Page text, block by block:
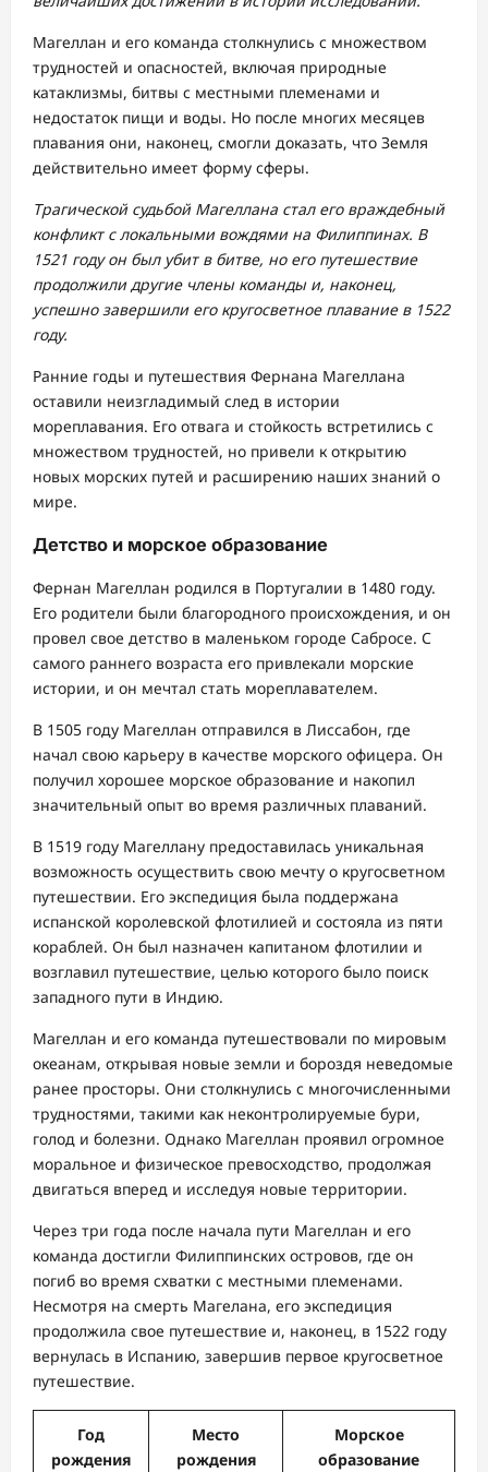
Магеллан и его команда столкнулись с множеством
трудностей и опасностей, включая природные
катаклизмы, битвы с местными племенами и
недостаток пищи и воды. Но после многих месяцев
плавания они, наконец, смогли доказать, что Земля
действительно имеет форму сферы.
Трагической судьбой Магеллана стал его враждебный
конфликт с локальными вождями на Филиппинах. В
1521 году он был убит в битве, но его путешествие
продолжили другие члены команды и, наконец,
успешно завершили его кругосветное плавание в 1522
году.
Ранние годы и путешествия Фернана Магеллана
оставили неизгладимый след в истории
мореплавания. Его отвага и стойкость встретились с
множеством трудностей, но привели к открытию
новых морских путей и расширению наших знаний о
мире.
Детство и морское образование
Фернан Магеллан родился в Португалии в 1480 году.
Его родители были благородного происхождения, и он
провел свое детство в маленьком городе Сабросе. С
самого раннего возраста его привлекали морские
истории, и он мечтал стать мореплавателем.
В 1505 году Магеллан отправился в Лиссабон, где
начал свою карьеру в качестве морского офицера. Он
получил хорошее морское образование и накопил
значительный опыт во время различных плаваний.
В 1519 году Магеллану предоставилась уникальная
возможность осуществить свою мечту о кругосветном
путешествии. Его экспедиция была поддержана
испанской королевской флотилией и состояла из пяти
кораблей. Он был назначен капитаном флотилии и
возглавил путешествие, целью которого было поиск
западного пути в Индию.
Магеллан и его команда путешествовали по мировым
океанам, открывая новые земли и бороздя неведомые
ранее просторы. Они столкнулись с многочисленными
трудностями, такими как неконтролируемые бури,
голод и болезни. Однако Магеллан проявил огромное
моральное и физическое превосходство, продолжая
двигаться вперед и исследуя новые территории.
Через три года после начала пути Магеллан и его
команда достигли Филиппинских островов, где он
погиб во время схватки с местными племенами.
Несмотря на смерть Магелана, его экспедиция
продолжила свое путешествие и, наконец, в 1522 году
вернулась в Испанию, завершив первое кругосветное
путешествие.
Год
рождения
Место
рождения
Морское
образование